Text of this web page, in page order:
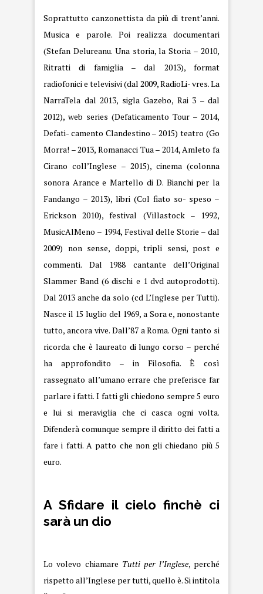
Soprattutto canzonettista da più di trent’anni.
Musica e parole. Poi realizza documentari
(Stefan Delureanu. Una storia, la Storia – 2010,
Ritratti di famiglia – dal 2013), format
radiofonici e televisivi (dal 2009, RadioLi- vres. La
NarraTela dal 2013, sigla Gazebo, Rai 3 – dal
2012), web series (Defaticamento Tour – 2014,
Defati- camento Clandestino – 2015) teatro (Go
Morra! – 2013, Romanacci Tua – 2014, Amleto fa
Cirano coll’Inglese – 2015), cinema (colonna
sonora Arance e Martello di D. Bianchi per la
Fandango – 2013), libri (Col fiato so- speso –
Erickson 2010), festival (Villastock – 1992,
MusicAlMeno – 1994, Festival delle Storie – dal
2009) non sense, doppi, tripli sensi, post e
commenti. Dal 1988 cantante dell’Original
Slammer Band (6 dischi e 1 dvd autoprodotti).
Dal 2013 anche da solo (cd L’Inglese per Tutti).
Nasce il 15 luglio del 1969, a Sora e, nonostante
tutto, ancora vive. Dall’87 a Roma. Ogni tanto si
ricorda che è laureato di lungo corso – perché
ha approfondito – in Filosofia. È così
rassegnato all’umano errare che preferisce far
parlare i fatti. I fatti gli chiedono sempre 5 euro
e lui si meraviglia che ci casca ogni volta.
Difenderà comunque sempre il diritto dei fatti a
fare i fatti. A patto che non gli chiedano più 5
euro.
A Sfidare il cielo finchè ci
sarà un dio
Lo volevo chiamare Tutti per l’Inglese, perché
rispetto all’Inglese per tutti, quello è. Si intitola